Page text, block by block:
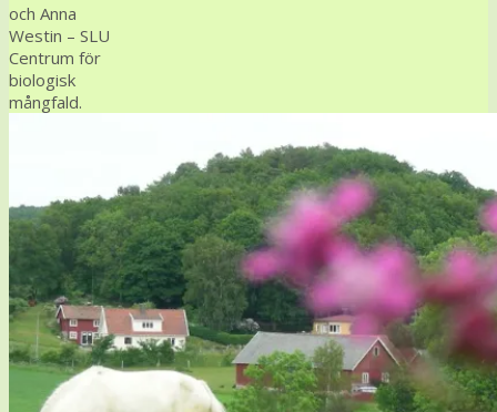
och Anna
Westin – SLU
Centrum för
biologisk
mångfald.